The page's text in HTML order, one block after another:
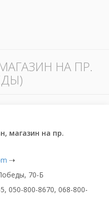
НА ПР.
магазин на пр.
⇢
70-Б
050-800-8670, 068-800-